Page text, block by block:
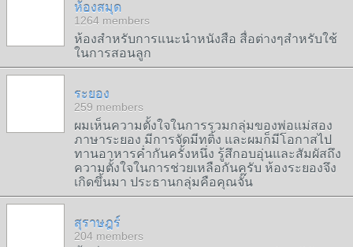
ห้องสมุด
1264 members
ห้องสำหรับการแนะนำหนังสือ สื่อต่างๆสำหรับใช้
ในการสอนลูก
ระยอง
259 members
ผมเห็นความตั้งใจในการรวมกลุ่มของพ่อแม่สอง
ภาษาระยอง มีการจัดมีทติ้ง และผมก็มีโอกาสไป
ทานอาหารค่ำกันครั้งหนึ่ง รู้สึกอบอุ่นและสัมผัสถึง
ความตั้งใจในการช่วยเหลือกันครับ ห้องระยองจึง
เกิดขึ้นมา ประธานกลุ่มคือคุณจั๊น
สุราษฎร์
204 members